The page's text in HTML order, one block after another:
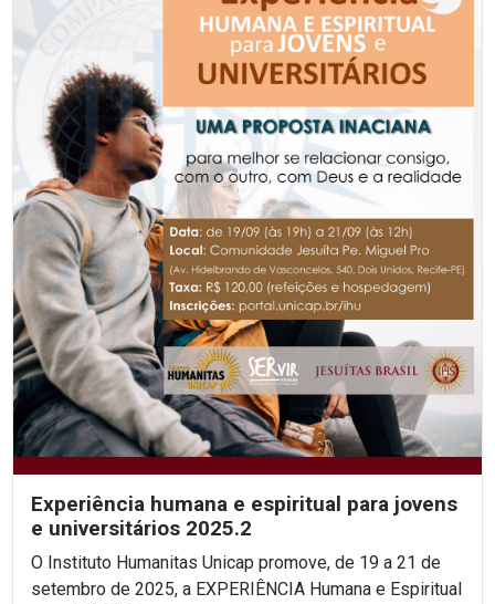
Experiência humana e espiritual para jovens
e universitários 2025.2
O Instituto Humanitas Unicap promove, de 19 a 21 de
setembro de 2025, a EXPERIÊNCIA Humana e Espiritual